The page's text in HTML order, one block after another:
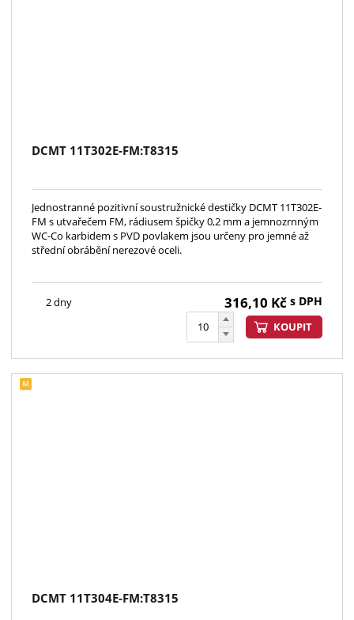
DCMT 11T302E-FM:T8315
Jednostranné pozitivní soustružnické destičky DCMT 11T302E-
FM s utvařečem FM, rádiusem špičky 0,2 mm a jemnozrnným
WC-Co karbidem s PVD povlakem jsou určeny pro jemné až
střední obrábění nerezové oceli.
2 dny 316,10 Kč s DPH
KOUPIT
DCMT 11T304E-FM:T8315